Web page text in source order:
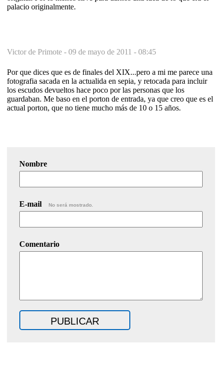
palacio originalmente.
Victor de Primote - 09 de mayo de 2011 - 08:45
Por que dices que es de finales del XIX...pero a mi me parece una
fotografia sacada en la actualida en sepia, y retocada para incluir
los escudos devueltos hace poco por las personas que los
guardaban. Me baso en el porton de entrada, ya que creo que es el
actual porton, que no tiene mucho más de 10 o 15 años.
Nombre
E-mail No será mostrado.
Comentario